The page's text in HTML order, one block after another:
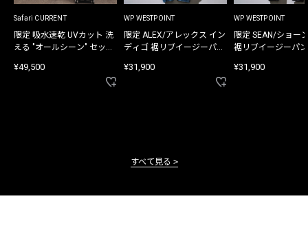
Safari CURRENT
限定 吸水速乾 UVカット 洗
える "オールシーン" セット
¥49,500
WP WESTPOINT
限定 ALEX/アレックス イン
ディゴ 裾リブイージーパン
¥31,900
WP WESTPOINT
限定 SEAN/ショー
裾リブイージーパ
¥31,900
すべて見る